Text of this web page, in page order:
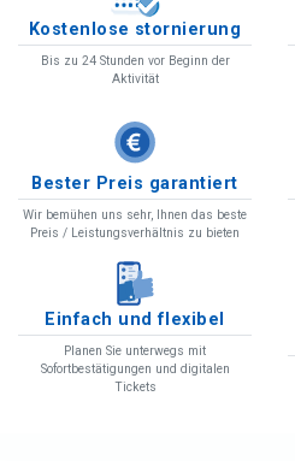
Kostenlose stornierung
Bis zu 24 Stunden vor Beginn der
Aktivität
Bester Preis garantiert
Wir bemühen uns sehr, Ihnen das beste
Preis / Leistungsverhältnis zu bieten
Einfach und flexibel
Planen Sie unterwegs mit
Sofortbestätigungen und digitalen
Tickets